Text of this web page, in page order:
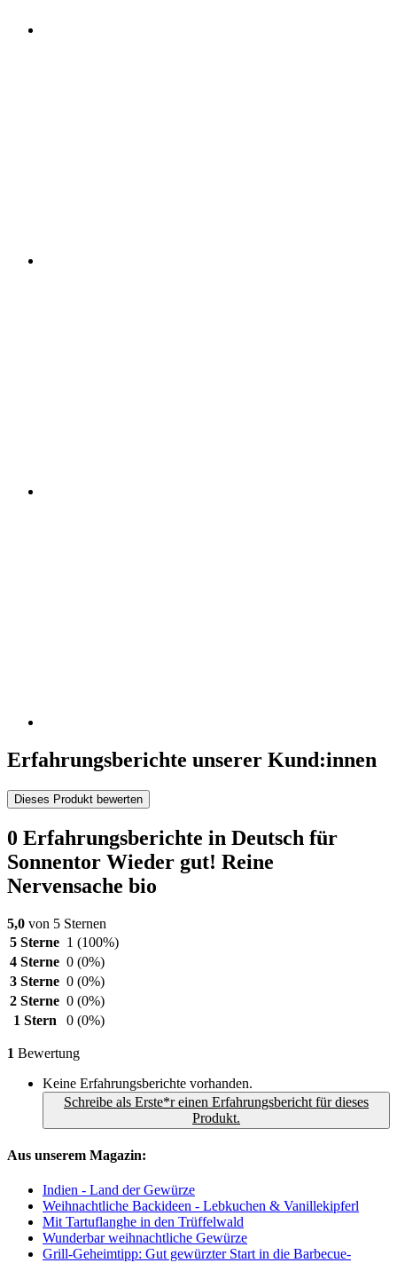
Erfahrungsberichte unserer Kund:innen
Dieses Produkt bewerten
0 Erfahrungsberichte in Deutsch für
Sonnentor Wieder gut! Reine
Nervensache bio
5,0 von 5 Sternen
5 Sterne 1 (100%)
4 Sterne 0 (0%)
3 Sterne 0 (0%)
2 Sterne 0 (0%)
1 Stern
0 (0%)
1 Bewertung
Keine Erfahrungsberichte vorhanden.
Schreibe als Erste*r einen Erfahrungsbericht für dieses
Produkt.
Aus unserem Magazin:
Indien - Land der Gewürze
Weihnachtliche Backideen - Lebkuchen & Vanillekipferl
Mit Tartuflanghe in den Trüffelwald
Wunderbar weihnachtliche Gewürze
Grill-Geheimtipp: Gut gewürzter Start in die Barbecue-